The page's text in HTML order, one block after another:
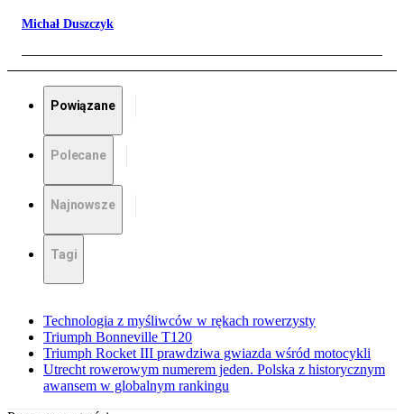
Michał Duszczyk
Powiązane
Polecane
Najnowsze
Tagi
Technologia z myśliwców w rękach rowerzysty
Triumph Bonneville T120
Triumph Rocket III prawdziwa gwiazda wśród motocykli
Utrecht rowerowym numerem jeden. Polska z historycznym
awansem w globalnym rankingu